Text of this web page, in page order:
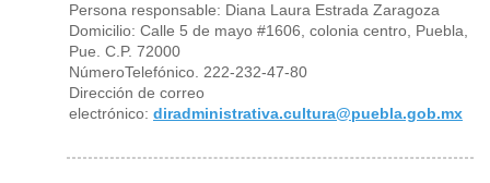
Persona responsable: Diana Laura Estrada Zaragoza
Domicilio: Calle 5 de mayo #1606, colonia centro, Puebla,
Pue. C.P. 72000
NúmeroTelefónico. 222-232-47-80
Dirección de correo
electrónico: diradministrativa.cultura@puebla.gob.mx